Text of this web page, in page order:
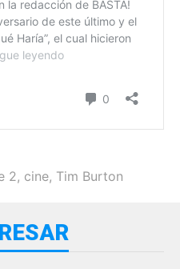
2, cine, Tim Burton